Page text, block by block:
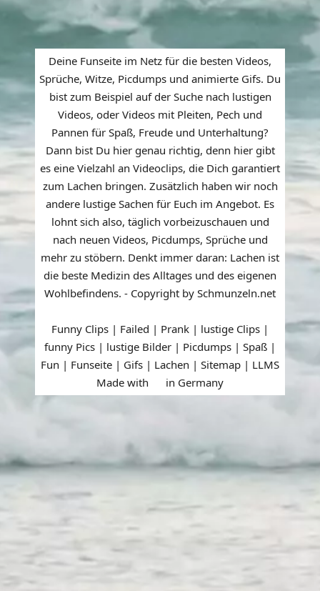
Deine Funseite im Netz für die besten Videos,
Sprüche, Witze, Picdumps und animierte Gifs. Du
bist zum Beispiel auf der Suche nach lustigen
Videos, oder Videos mit Pleiten, Pech und
Pannen für Spaß, Freude und Unterhaltung?
Dann bist Du hier genau richtig, denn hier gibt
es eine Vielzahl an Videoclips, die Dich garantiert
zum Lachen bringen. Zusätzlich haben wir noch
andere lustige Sachen für Euch im Angebot. Es
lohnt sich also, täglich vorbeizuschauen und
nach neuen Videos, Picdumps, Sprüche und
mehr zu stöbern. Denkt immer daran: Lachen ist
die beste Medizin des Alltages und des eigenen
Wohlbefindens. - Copyright by Schmunzeln.net
Funny Clips | Failed | Prank | lustige Clips |
funny Pics | lustige Bilder | Picdumps | Spaß |
Fun | Funseite | Gifs | Lachen | Sitemap | LLMS
Made with
in Germany